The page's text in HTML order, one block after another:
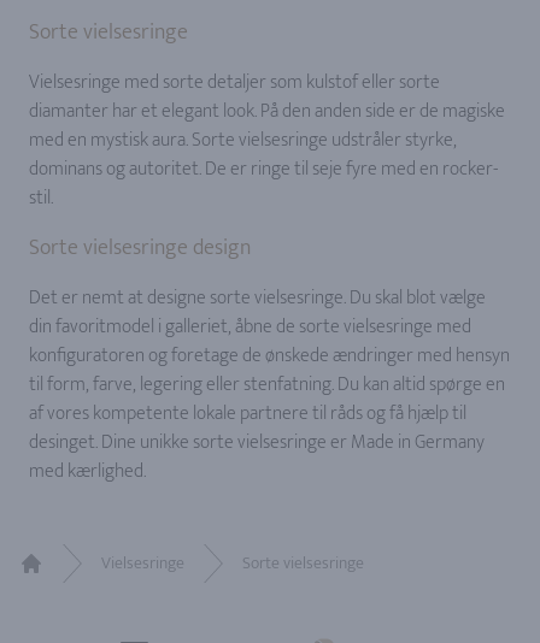
Sorte vielsesringe
Vielsesringe med sorte detaljer som kulstof eller sorte
diamanter har et elegant look. På den anden side er de magiske
med en mystisk aura. Sorte vielsesringe udstråler styrke,
dominans og autoritet. De er ringe til seje fyre med en rocker-
stil.
Sorte vielsesringe design
Det er nemt at designe sorte vielsesringe. Du skal blot vælge
din favoritmodel i galleriet, åbne de sorte vielsesringe med
konfiguratoren og foretage de ønskede ændringer med hensyn
til form, farve, legering eller stenfatning. Du kan altid spørge en
af vores kompetente lokale partnere til råds og få hjælp til
desinget. Dine unikke sorte vielsesringe er Made in Germany
med kærlighed.
Vielsesringe Sorte vielsesringe